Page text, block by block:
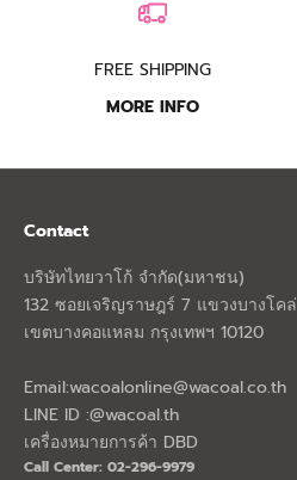
FREE SHIPPING
MORE INFO
Contact
บริษัทไทยวาโก้ จำกัด(มหาชน)
132 ซอยเจริญราษฎร์ 7 แขวงบางโคล่
เขตบางคอแหลม กรุงเทพฯ 10120
Email:wacoalonline@wacoal.co.th
LINE ID :@wacoal.th
เครื่องหมายการค้า DBD
Call Center: 02-296-9979